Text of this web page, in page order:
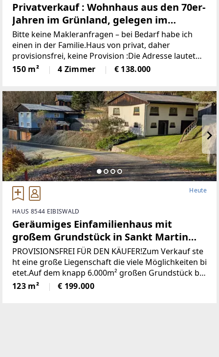
Privatverkauf : Wohnhaus aus den 70er-
Jahren im Grünland, gelegen im
idyllischen Wechselgebiet
(Provisionsfrei)
Bitte keine Makleranfragen – bei Bedarf habe ich
einen in der Familie.Haus von privat, daher
provisionsfrei, keine Provision :Die Adresse lautet
“8243 Pinggau, Wiesenhöf 43“. Achtung : in
manchen Navis(auch
150 m² 4 Zimmer € 138.000
Heute
HAUS 8544 EIBISWALD
Geräumiges Einfamilienhaus mit
großem Grundstück in Sankt Martin
(Provisionsfrei)
PROVISIONSFREI FÜR DEN KÄUFER!Zum Verkauf ste
ht eine große Liegenschaft die viele Möglichkeiten bi
etet.Auf dem knapp 6.000m² großen Grundstück be
findet sich ein Wohngebäude bestehend aus derzeit
zwei getrennten Wohnungen, einem großen zweist
123 m² € 199.000